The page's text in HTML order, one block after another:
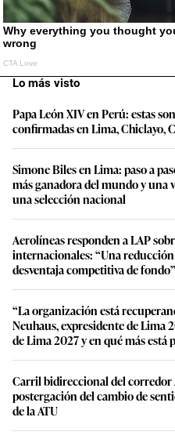
Lo más visto
Papa León XIV en Perú: estas
confirmadas en Lima, Chiclayo,
Simone Biles en Lima: paso a
más ganadora del mundo y una
una selección nacional
Aerolíneas responden a LAP
internacionales: “Una
desventaja competitiva de fondo”
“La organización está
Neuhaus, expresidente de Lima
de Lima 2027 y en qué más
Carril bidireccional del corredor
postergación del cambio de
de la ATU